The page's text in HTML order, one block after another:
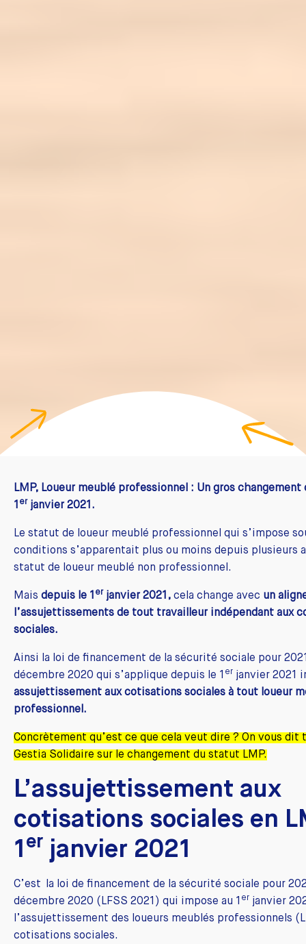
LMP, Loueur meublé professionnel : Un gros changement
1 er janvier 2021.
Le statut de loueur meublé professionnel qui s’impose
conditions s’apparentait plus ou moins depuis plusieurs
statut de loueur meublé non professionnel.
Mais depuis le 1 er janvier 2021, cela change avec un
l’assujettissements de tout travailleur indépendant aux
sociales.
Ainsi la loi de financement de la sécurité sociale pour
décembre 2020 qui s’applique depuis le 1 er janvier 2021
assujettissement aux cotisations sociales à tout loueur
professionnel.
Concrètement qu’est ce que cela veut dire ? On vous dit
Gestia Solidaire sur le changement du statut LMP.
L’assujettissement aux
cotisations sociales en
1 er janvier 2021
C’est la loi de financement de la sécurité sociale pour
décembre 2020 (LFSS 2021) qui impose au 1 er janvier
l’assujettissement des loueurs meublés professionnels
cotisations sociales.